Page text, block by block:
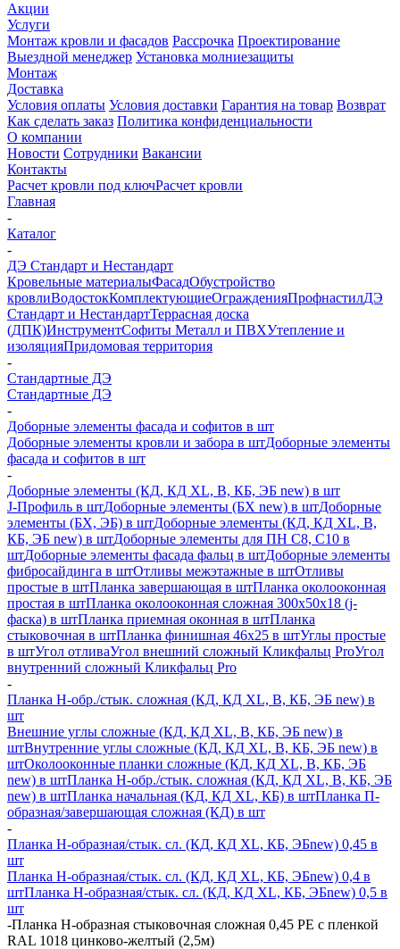
Акции
Услуги
Монтаж кровли и фасадов Рассрочка Проектирование
Выездной менеджер Установка молниезащиты
Монтаж
Доставка
Условия оплаты Условия доставки Гарантия на товар Возврат
Как сделать заказ Политика конфиденциальности
О компании
Новости Сотрудники Вакансии
Контакты
Расчет кровли под ключРасчет кровли
Главная
-
Каталог
-
ДЭ Стандарт и Нестандарт
Кровельные материалыФасадОбустройство
кровлиВодостокКомплектующиеОгражденияПрофнастилДЭ
Стандарт и НестандартТеррасная доска
(ДПК)ИнструментСофиты Металл и ПВХУтепление и
изоляцияПридомовая территория
-
Стандартные ДЭ
Стандартные ДЭ
-
Доборные элементы фасада и софитов в шт
Доборные элементы кровли и забора в штДоборные элементы
фасада и софитов в шт
-
Доборные элементы (КД, КД XL, В, КБ, ЭБ new) в шт
J-Профиль в штДоборные элементы (БХ new) в штДоборные
элементы (БХ, ЭБ) в штДоборные элементы (КД, КД XL, В,
КБ, ЭБ new) в штДоборные элементы для ПН С8, С10 в
штДоборные элементы фасада фальц в штДоборные элементы
фибросайдинга в штОтливы межэтажные в штОтливы
простые в штПланка завершающая в штПланка околооконная
простая в штПланка околооконная сложная 300х50х18 (j-
фаска) в штПланка приемная оконная в штПланка
стыковочная в штПланка финишная 46х25 в штУглы простые
в штУгол отливаУгол внешний сложный Кликфальц ProУгол
внутренний сложный Кликфальц Pro
-
Планка H-обр./стык. сложная (КД, КД XL, В, КБ, ЭБ new) в
шт
Внешние углы сложные (КД, КД XL, В, КБ, ЭБ new) в
штВнутренние углы сложные (КД, КД XL, В, КБ, ЭБ new) в
штОколооконные планки сложные (КД, КД XL, В, КБ, ЭБ
new) в штПланка H-обр./стык. сложная (КД, КД XL, В, КБ, ЭБ
new) в штПланка начальная (КД, КД XL, КБ) в штПланка П-
образная/завершающая сложная (КД) в шт
-
Планка H-образная/стык. сл. (КД, КД XL, КБ, ЭБnew) 0,45 в
шт
Планка H-образная/стык. сл. (КД, КД XL, КБ, ЭБnew) 0,4 в
штПланка H-образная/стык. сл. (КД, КД XL, КБ, ЭБnew) 0,5 в
шт
-Планка Н-образная стыковочная сложная 0,45 PE с пленкой
RAL 1018 цинково-желтый (2,5м)